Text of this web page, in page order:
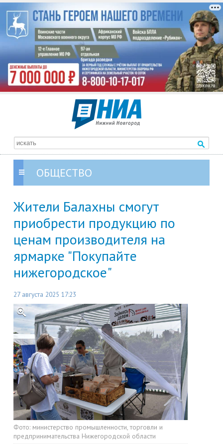
ОБЩЕСТВО
Жители Балахны смогут
приобрести продукцию по
ценам производителя на
ярмарке "Покупайте
нижегородское"
27 августа 2025 17:23
Фото: министерство промышленности, торговли и
предпринимательства Нижегородской области